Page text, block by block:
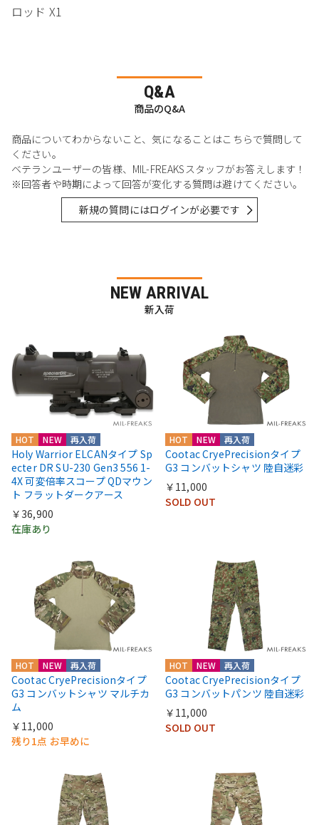
ロッド X1
Q&A
商品のQ&A
商品についてわからないこと、気になることはこちらで質問して
ください。
ベテランユーザーの皆様、MIL-FREAKSスタッフがお答えします！
※回答者や時期によって回答が変化する質問は避けてください。
新規の質問にはログインが必要です
NEW ARRIVAL
新入荷
HOT NEW 再入荷
Holy Warrior ELCANタイプ Sp
ecter DR SU-230 Gen3 556 1-
4X 可変倍率スコープ QDマウン
ト フラットダークアース
￥36,900
在庫あり
HOT NEW 再入荷
Cootac CryePrecisionタイプ
G3 コンバットシャツ 陸自迷彩
￥11,000
SOLD OUT
HOT NEW 再入荷
Cootac CryePrecisionタイプ
G3 コンバットシャツ マルチカ
ム
￥11,000
残り1点 お早めに
HOT NEW 再入荷
Cootac CryePrecisionタイプ
G3 コンバットパンツ 陸自迷彩
￥11,000
SOLD OUT